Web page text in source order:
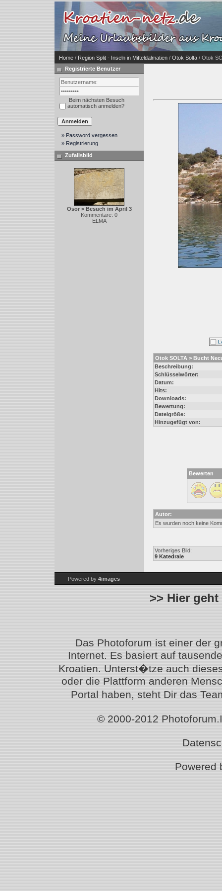
Home / Region Split - Inseln in Mitteldalmatien / Otok Solta / Otok
Registrierte Benutzer
Beim nächsten Besuch
automatisch anmelden?
» Password vergessen
» Registrierung
Zufallsbild
Osor > Besuch im April 3
Kommentare: 0
ELMA
Otok SOLTA > Bucht
Beschreibung:
Schlüsselwörter:
Datum:
Hits:
Downloads:
Bewertung:
Dateigröße:
Hinzugefügt von:
Bewerten
Autor:
Es wurden noch keine
Vorheriges Bild:
9 Katedrale
Powered by 4images
>> Hier
Das Photoforum ist einer der
Internet. Es basiert auf
Kroatien. Unterst�tze auch
oder die Plattform anderen
Portal haben, steht Dir das
© 2000-2012
Powered